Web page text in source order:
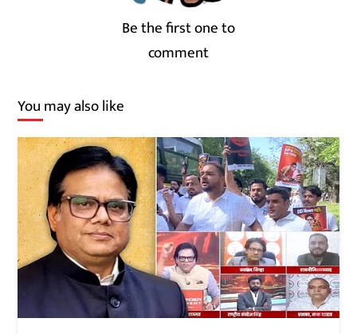
Be the first one to
comment
You may also like